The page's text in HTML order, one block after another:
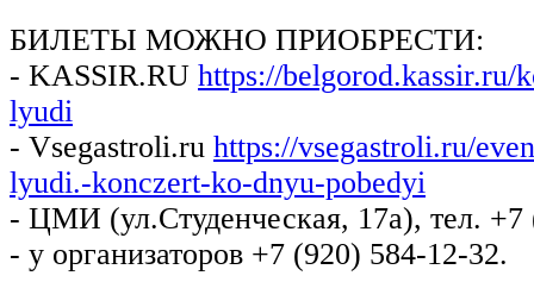
БИЛЕТЫ МОЖНО ПРИОБРЕСТИ:
- KASSIR.RU https://belgorod.kassir.ru/
lyudi
- Vsegastroli.ru https://vsegastroli.ru/
lyudi.-konczert-ko-dnyu-pobedyi
- ЦМИ (ул.Студенческая, 17а), тел. +7
- у организаторов +7 (920) 584-12-32.